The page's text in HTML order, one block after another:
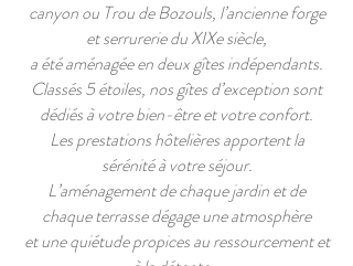
canyon ou Trou de Bozouls, l’ancienne forge
et serrurerie du XIXe siècle,
a été aménagée en deux gîtes indépendants.
Classés 5 étoiles, nos gîtes d’exception sont
dédiés à votre bien-être et votre confort.
Les prestations hôtelières apportent la
sérénité à votre séjour.
L’aménagement de chaque jardin et de
chaque terrasse dégage une atmosphère
et une quiétude propices au ressourcement et